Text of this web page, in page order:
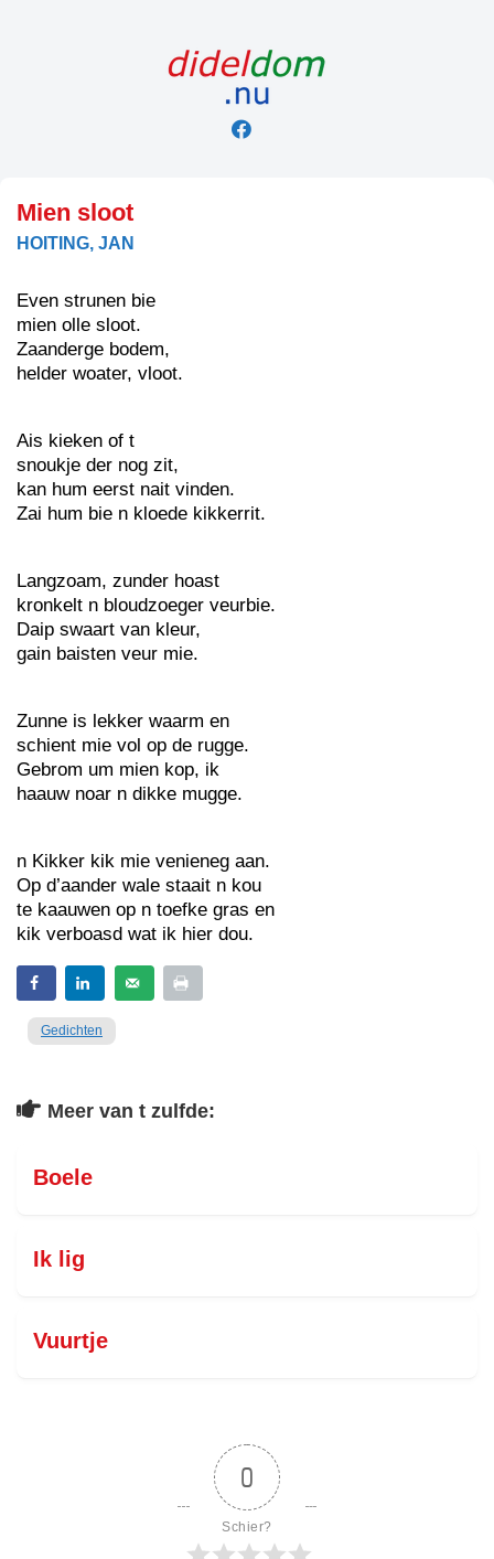
Mien sloot
HOITING, JAN
Even strunen bie
mien olle sloot.
Zaanderge bodem,
helder woater, vloot.
Ais kieken of t
snoukje der nog zit,
kan hum eerst nait vinden.
Zai hum bie n kloede kikkerrit.
Langzoam, zunder hoast
kronkelt n bloudzoeger veurbie.
Daip swaart van kleur,
gain baisten veur mie.
Zunne is lekker waarm en
schient mie vol op de rugge.
Gebrom um mien kop, ik
haauw noar n dikke mugge.
n Kikker kik mie venieneg aan.
Op d’aander wale staait n kou
te kaauwen op n toefke gras en
kik verboasd wat ik hier dou.
Gedichten
Meer van t zulfde:
Boele
Ik lig
Vuurtje
0
Schier?